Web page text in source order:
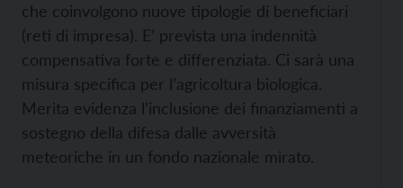
che coinvolgono nuove tipologie di beneficiari
(reti di impresa). E’ prevista una indennità
compensativa forte e differenziata. Ci sarà una
misura specifica per l’agricoltura biologica.
Merita evidenza l’inclusione dei finanziamenti a
sostegno della difesa dalle avversità
meteoriche in un fondo nazionale mirato.